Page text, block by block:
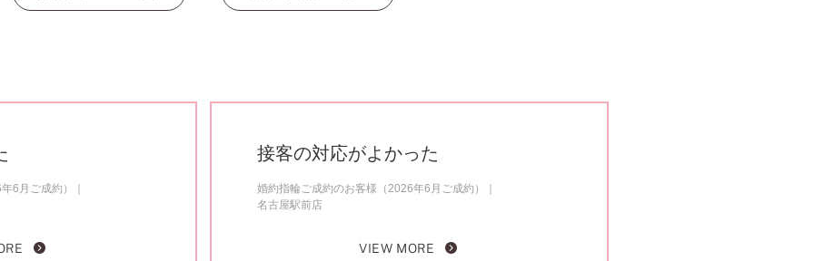
6月ご成約）
接客の対応がよかった
婚約指輪ご成約のお客様（2026年6月ご成約）
名古屋駅前店
VIEW MORE